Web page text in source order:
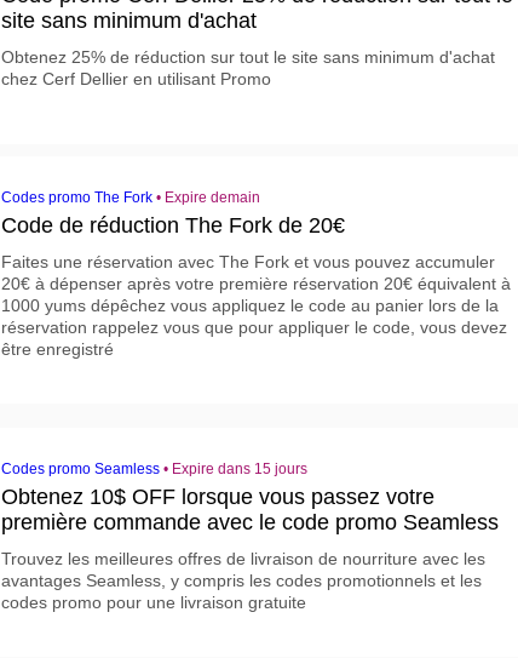
site sans minimum d'achat
Obtenez 25% de réduction sur tout le site sans minimum d'achat
chez Cerf Dellier en utilisant Promo
Codes promo The Fork • Expire demain
Code de réduction The Fork de 20€
Faites une réservation avec The Fork et vous pouvez accumuler
20€ à dépenser après votre première réservation 20€ équivalent à
1000 yums dépêchez vous appliquez le code au panier lors de la
réservation rappelez vous que pour appliquer le code, vous devez
être enregistré
Codes promo Seamless • Expire dans 15 jours
Obtenez 10$ OFF lorsque vous passez votre
première commande avec le code promo Seamless
Trouvez les meilleures offres de livraison de nourriture avec les
avantages Seamless, y compris les codes promotionnels et les
codes promo pour une livraison gratuite